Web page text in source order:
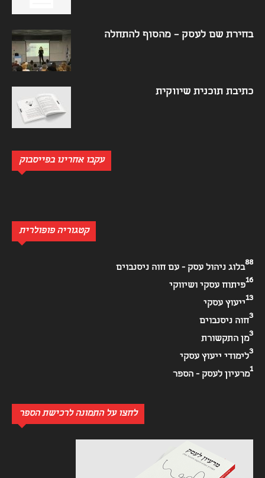
בחירת שם לעסק – מהסוף להתחלה
כתיבת תוכנית שיווקית
עקבו אחרינו בפייסבוק
קטגוריה פופולרית
בלוג ניהול עסק - עם חוה ניסנבוים
88
פיתוח עסקי ושיווקי
16
ייעוץ עסקי
13
חוה ניסנבוים
3
מן התקשורת
3
לימודי ייעוץ עסקי
3
מרעיון לעסק - הספר
1
לחצו על התמונה לרכישת הספר